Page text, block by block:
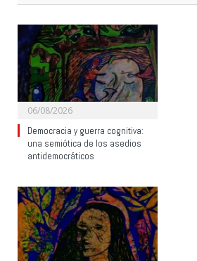
06/08/2026
Democracia y guerra cognitiva:
una semiótica de los asedios
antidemocráticos